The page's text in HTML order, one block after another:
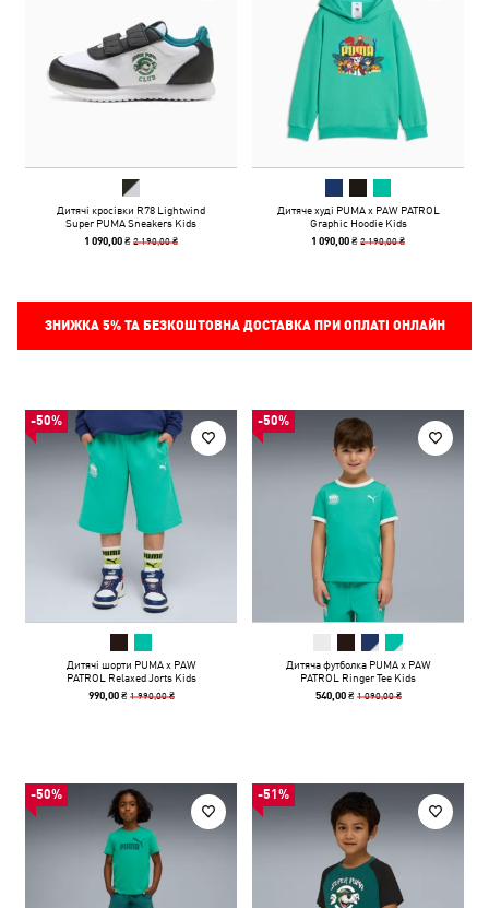
Дитячі кросівки R78 Lightwind
Super PUMA Sneakers Kids
1 090,00 ₴2 190,00 ₴
Дитяче худі PUMA x PAW PATROL
Graphic Hoodie Kids
1 090,00 ₴2 190,00 ₴
ЗНИЖКА 5%ТА БЕЗКОШТОВНА ДОСТАВКА ПРИ ОПЛАТІ ОНЛАЙН
-50%
Дитячі шорти PUMA x PAW
PATROL Relaxed Jorts Kids
990,00 ₴ 1 990,00 ₴
-50%
Дитяча футболка PUMA x PAW
PATROL Ringer Tee Kids
540,00 ₴ 1 090,00 ₴
-50% -51%